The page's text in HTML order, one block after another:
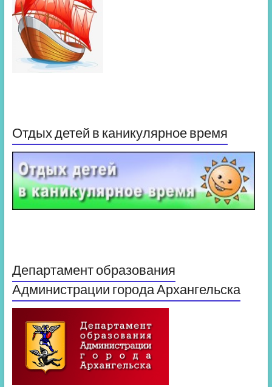
Отдых детей в каникулярное время
Департамент образования
Администрации города Архангельска